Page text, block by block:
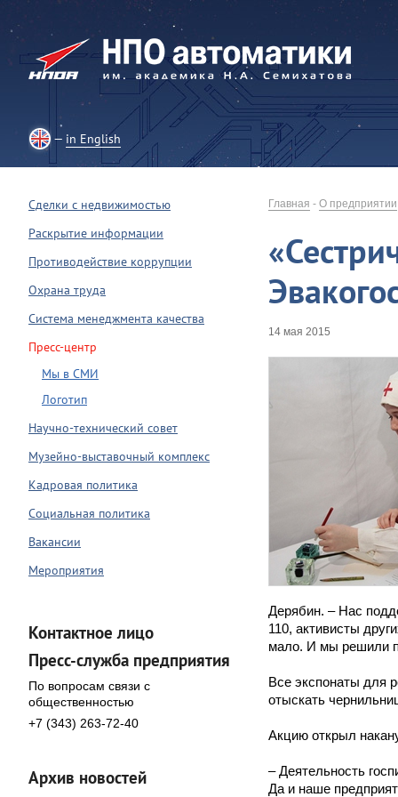
in English
Главная - О предприятии
14 мая 2015
Дерябин. – Нас
110, активисты
мало. И мы решили
Все экспонаты для
отыскать
Акцию открыл
– Деятельность
Да и наше
Сделки с недвижимостью
Раскрытие информации
Противодействие коррупции
Охрана труда
Система менеджмента качества
Пресс-центр
Мы в СМИ
Логотип
Научно-технический совет
Музейно-выставочный комплекс
Кадровая политика
Социальная политика
Вакансии
Мероприятия
Контактное лицо
Пресс-служба предприятия
По вопросам связи с
общественностью
+7 (343) 263-72-40
Архив новостей